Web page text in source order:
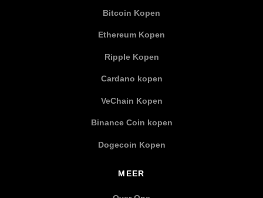
Bitcoin Kopen
Ethereum Kopen
Ripple Kopen
Cardano kopen
VeChain Kopen
Binance Coin kopen
Dogecoin Kopen
MEER